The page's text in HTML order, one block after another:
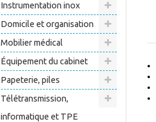
Instrumentation inox
Domicile et organisation
Mobilier médical
Équipement du cabinet
Papeterie, piles
Télétransmission,
informatique et TPE